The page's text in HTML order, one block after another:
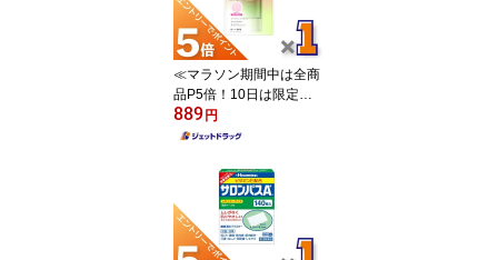
≪マラソン期間中は全商
品P5倍！10日は限定先
着クーポン有≫【化粧
品】スキンアクア トーン
80g ×1個〔日焼け止め〕
889円